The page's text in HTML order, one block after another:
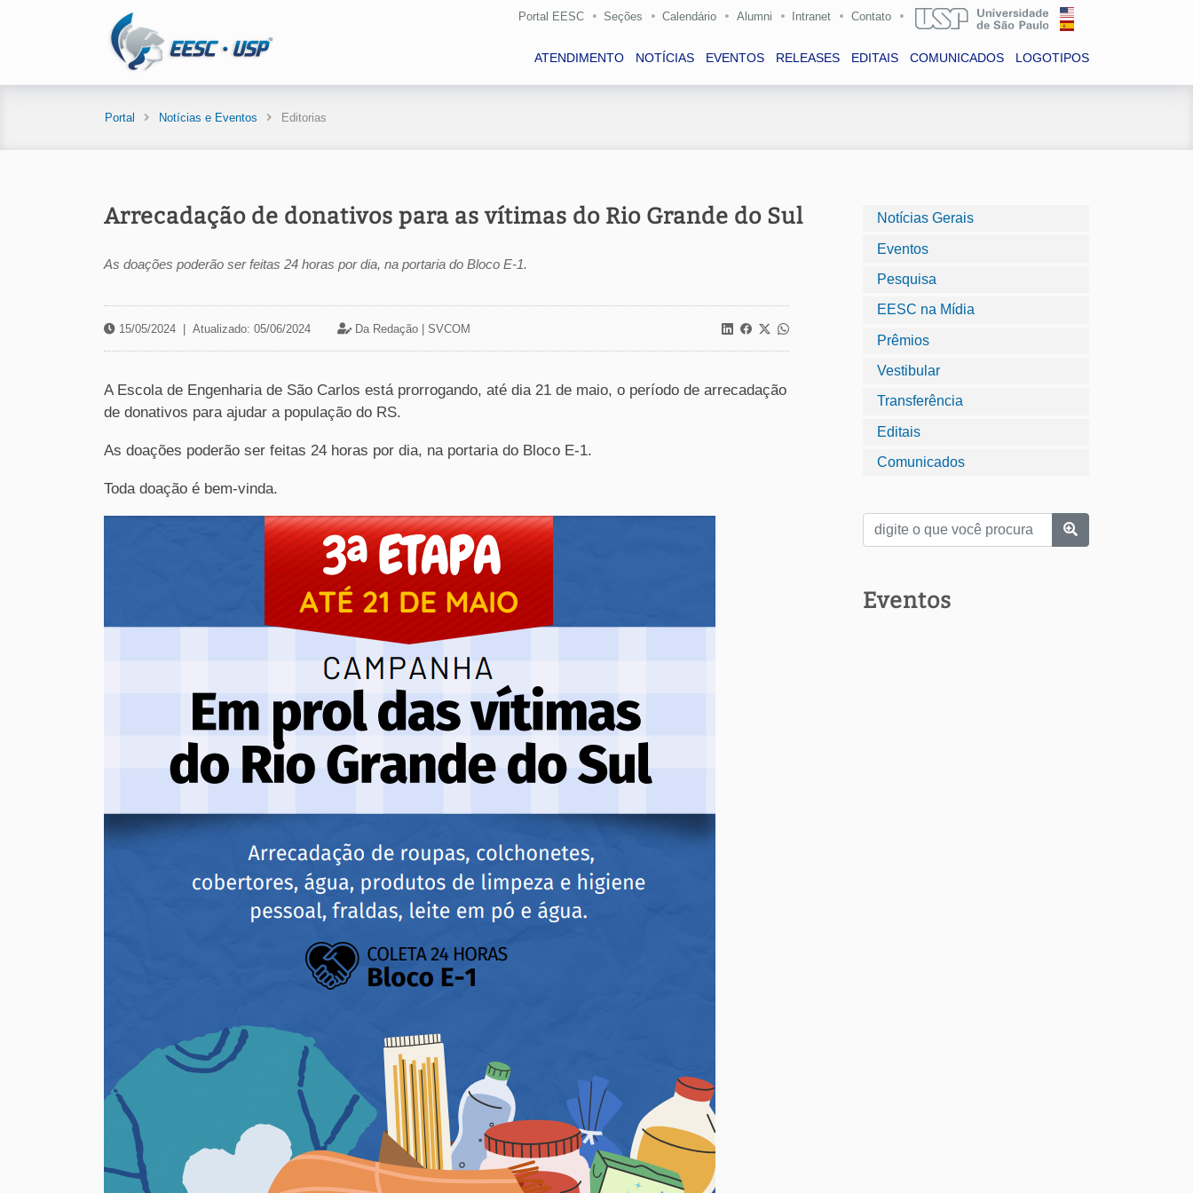
Portal EESC Seções Calendário Alumni Intranet Contato
ATENDIMENTO NOTÍCIAS EVENTOS RELEASES EDITAIS COMUNICADOS LOGOTIPOS
Portal Notícias e Eventos Editorias
Arrecadação de donativos para as vítimas do Rio Grande do Sul
As doações poderão ser feitas 24 horas por dia, na portaria do Bloco E-1.
15/05/2024 Atualizado: 05/06/2024 Da Redação | SVCOM
A Escola de Engenharia de São Carlos está prorrogando, até dia 21 de maio, o período de arrecadação
de donativos para ajudar a população do RS.
As doações poderão ser feitas 24 horas por dia, na portaria do Bloco E-1.
Toda doação é bem-vinda.
Notícias Gerais
Eventos
Pesquisa
EESC na Mídia
Prêmios
Vestibular
Transferência
Editais
Comunicados
Eventos